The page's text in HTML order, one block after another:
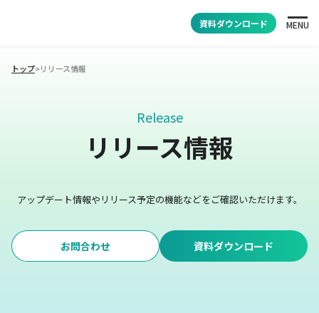
資料ダウンロード MENU
トップ>リリース情報
Release
リリース情報
アップデート情報やリリース予定の機能などをご確認いただけます。
お問合わせ 資料ダウンロード